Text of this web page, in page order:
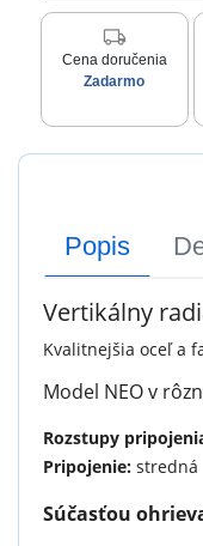
local_shipping
Cena doručenia
Zadarmo
Popis
Vertikálny
Kvalitnejšia oceľ a
Model NEO v
Rozstupy
Pripojenie: stredná
Súčasťou